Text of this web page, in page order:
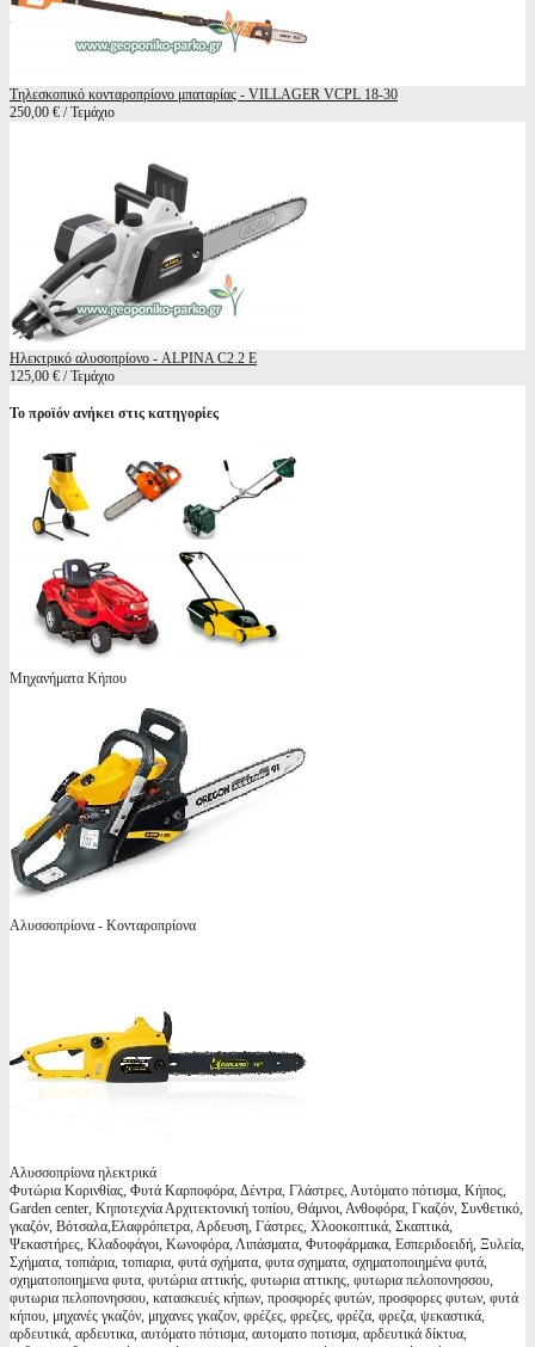
Τηλεσκοπικό κονταροπρίονο μπαταρίας - VILLAGER VCPL 18-30
250,00 € / Τεμάχιο
Ηλεκτρικό αλυσοπρίονο - ALPINA C2.2 E
125,00 € / Τεμάχιο
Το προϊόν ανήκει στις κατηγορίες
Μηχανήματα Κήπου
Αλυσσοπρίονα - Κονταροπρίονα
Αλυσσοπρίονα ηλεκτρικά
Φυτώρια Κορινθίας, Φυτά Καρποφόρα, Δέντρα, Γλάστρες, Αυτόματο πότισμα, Κήπος,
Garden center, Κηποτεχνία Αρχιτεκτονική τοπίου, Θάμνοι, Ανθοφόρα, Γκαζόν, Συνθετικό,
γκαζόν, Βότσαλα,Ελαφρόπετρα, Αρδευση, Γάστρες, Χλοοκοπτικά, Σκαπτικά,
Ψεκαστήρες, Κλαδοφάγοι, Κωνοφόρα, Λιπάσματα, Φυτοφάρμακα, Εσπεριδοειδή, Ξυλεία,
Σχήματα, τοπιάρια, τοπιαρια, φυτά σχήματα, φυτα σχηματα, σχηματοποιημένα φυτά,
σχηματοποιημενα φυτα, φυτώρια αττικής, φυτωρια αττικης, φυτωρια πελοπονησσου,
φυτωρια πελοπονησσου, κατασκευές κήπων, προσφορές φυτών, προσφορες φυτων, φυτά
κήπου, μηχανές γκαζόν, μηχανες γκαζον, φρέζες, φρεζες, φρέζα, φρεζα, ψεκαστικά,
αρδευτικά, αρδευτικα, αυτόματο πότισμα, αυτοματο ποτισμα, αρδευτικά δίκτυα,